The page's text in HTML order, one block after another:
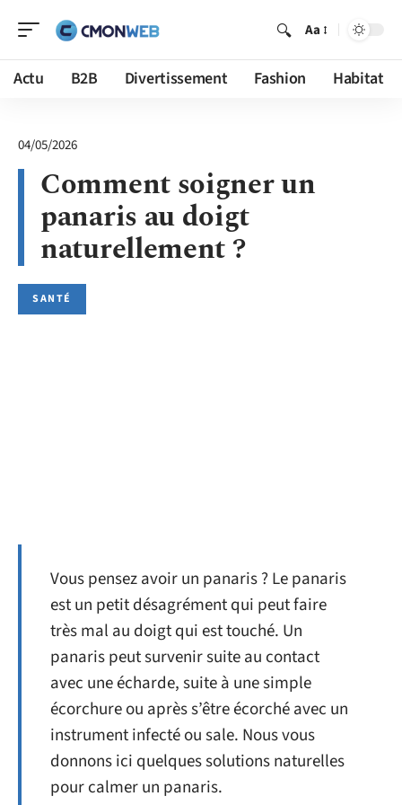
Aa
Actu B2B Divertissement Fashion Habitat
04/05/2026
Comment soigner un
panaris au doigt
naturellement ?
SANTÉ
Vous pensez avoir un panaris ? Le panaris
est un petit désagrément qui peut faire
très mal au doigt qui est touché. Un
panaris peut survenir suite au contact
avec une écharde, suite à une simple
écorchure ou après s’être écorché avec un
instrument infecté ou sale. Nous vous
donnons ici quelques solutions naturelles
pour calmer un panaris.